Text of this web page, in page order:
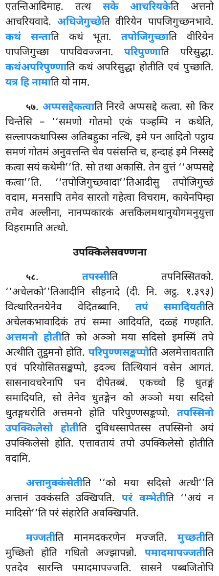
एतन्तिआदिमाह. तत्थ सके आचरियकेति अत्तनो
आचरियवादे. अधिजेगुच्छेति वीरियेन पापजिगुच्छनभावे.
कथं सन्ताति कथं भूता. तपोजिगुच्छाति वीरियेन
पापजिगुच्छा पापविवज्जना.परिपुण्णाति परिसुद्धा.
कथंअपरिपुण्णाति कथं अपरिसुद्धा होतीति एवं पुच्छाति.
यत्र हि नामाति यो नाम.
५७. अप्पसद्देकत्वाति निरवे अप्पसद्दे कत्वा. सो किर
चिन्तेसि – ‘‘समणो गोतमो एकं पञ्हम्पि न कथेति,
सल्लापकथापिस्स अतिबहुका नत्थि, इमे पन आदितो पट्ठाय
समणं गोतमं अनुवत्तन्ति चेव पसंसन्ति च, हन्दाहं इमे निस्सद्दे
कत्वा सयं कथेमी’’ति. सो तथा अकासि. तेन वुत्तं ‘‘अप्पसद्दे
कत्वा’’ति. ‘‘तपोजिगुच्छवादा’’तिआदीसु तपोजिगुच्छं
वदाम, मनसापि तमेव सारतो गहेत्वा विचराम, कायेनपिम्हा
तमेव अल्लीना, नानप्पकारकं अत्तकिलमथानुयोगमनुयुत्ता
विहरामाति अत्थो.
उपक्किलेसवण्णना
५८. तपस्सीति तपनिस्सितको.
‘‘अचेलको’’तिआदीनि सीहनादे (दी. नि. अट्ठ. १.३९३)
वित्थारितनयेनेव वेदितब्बानि.तपं समादियतीति
अचेलकभावादिकं तपं सम्मा आदियति, दळ्हं गण्हाति.
अत्तमनो होतीति को अञ्ञो मया सदिसो इमस्मिं तपे
अत्थीति तुट्ठमनो होति. परिपुण्णसङ्कप्पोति अलमेत्तावताति
एवं परियोसितसङ्कप्पो, इदञ्च तित्थियानं वसेन आगतं.
सासनावचरेनापि पन दीपेतब्बं. एकच्चो हि धुतङ्गं
समादियति, सो तेनेव धुतङ्गेन को अञ्ञो मया सदिसो
धुतङ्गधरोति अत्तमनो होति परिपुण्णसङ्कप्पो. तपस्सिनो
उपक्किलेसो होतीति दुविधस्सापेतस्स तपस्सिनो अयं
उपक्किलेसो होति. एत्तावतायं तपो उपक्किलेसो होतीति
वदामि.
अत्तानुक्कंसेतीति ‘‘को मया सदिसो अत्थी’’ति
अत्तानं उक्कंसति उक्खिपति. परं वम्भेतीति ‘‘अयं न
मादिसो’’ति परं संहारेति अवक्खिपति.
मज्जतीति मानमदकरणेन मज्जति. मुच्छतीति
मुच्छितो होति गधितो अज्झापन्नो. पमादमापज्जतीति
एतदेव सारन्ति पमादमापज्जति. सासने पब्बजितोपि